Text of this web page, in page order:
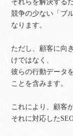
それらを解決する
競争の少ない「ブ
なります。
ただし、顧客に向
けではなく、
彼らの行動データ
ことを含みます。
これにより、顧客
それに対応した